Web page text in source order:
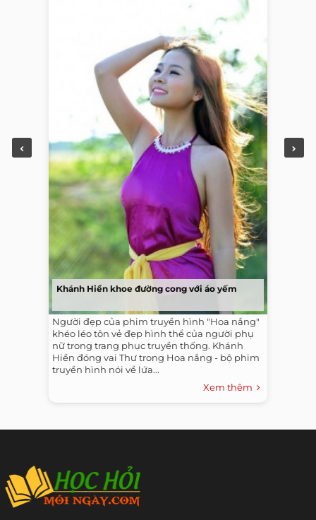
Khánh Hiền khoe đường cong với áo yếm
Người đẹp của phim truyền hình "Hoa nắng"
khéo léo tôn vẻ đẹp hình thể của người phụ
nữ trong trang phục truyền thống. Khánh
Hiền đóng vai Thư trong Hoa nắng - bộ phim
truyền hình nói về lứa...
Xem thêm